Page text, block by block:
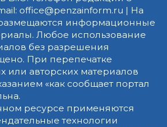
office@penzainform.ru | На
размещаются информационные
Любое использование
без разрешения
При перепечатке
авторских материалов
«как сообщает портал
ресурсе применяются
технологии